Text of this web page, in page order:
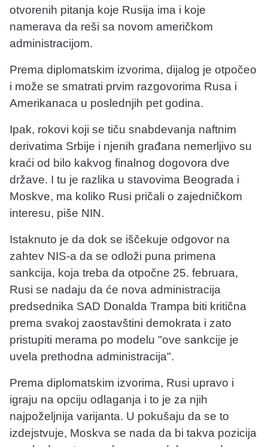
otvorenih pitanja koje Rusija ima i koje
namerava da reši sa novom američkom
administracijom.
Prema diplomatskim izvorima, dijalog je otpočeo
i može se smatrati prvim razgovorima Rusa i
Amerikanaca u poslednjih pet godina.
Ipak, rokovi koji se tiču snabdevanja naftnim
derivatima Srbije i njenih građana nemerljivo su
kraći od bilo kakvog finalnog dogovora dve
države. I tu je razlika u stavovima Beograda i
Moskve, ma koliko Rusi pričali o zajedničkom
interesu, piše NIN.
Istaknuto je da dok se iščekuje odgovor na
zahtev NIS-a da se odloži puna primena
sankcija, koja treba da otpočne 25. februara,
Rusi se nadaju da će nova administracija
predsednika SAD Donalda Trampa biti kritična
prema svakoj zaostavštini demokrata i zato
pristupiti merama po modelu "ove sankcije je
uvela prethodna administracija".
Prema diplomatskim izvorima, Rusi upravo i
igraju na opciju odlaganja i to je za njih
najpoželjnija varijanta. U pokušaju da se to
izdejstvuje, Moskva se nada da bi takva pozicija